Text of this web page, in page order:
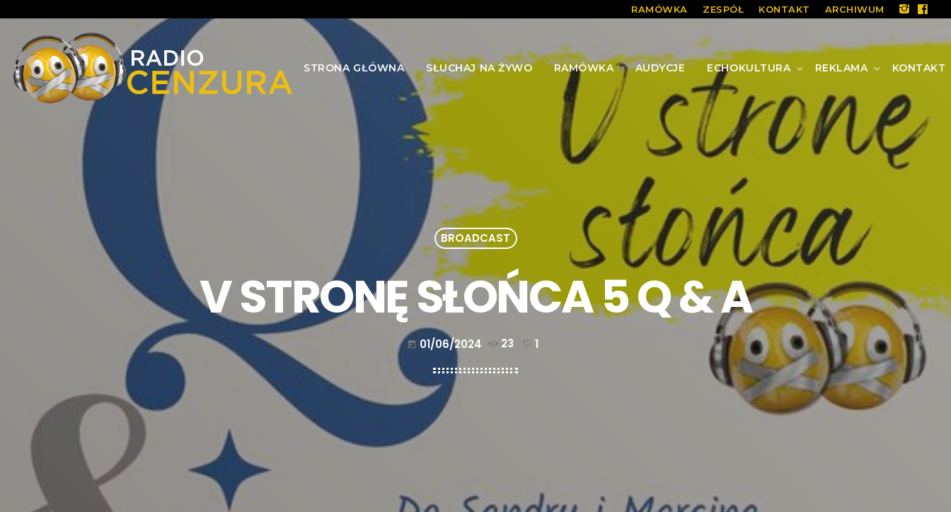
RAMÓWKA ZESPÓŁ KONTAKT ARCHIWUM
STRONA GŁÓWNA SŁUCHAJ NA ŻYWO RAMÓWKA AUDYCJE ECHOKULTURA REKLAMA KONTAKT
BROADCAST
V STRONĘ SŁOŃCA 5 Q & A
today 01/06/2024 23 1